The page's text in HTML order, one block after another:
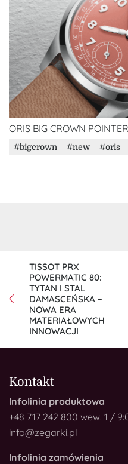
ORIS BIG CROWN
bigcrown new oris
NAWIGACJA
WPISU
TISSOT PRX
POWERMATIC 80:
TYTAN I STAL
DAMASCEŃSKA –
NOWA ERA
MATERIAŁOWYCH
INNOWACJI
Kontakt
Infolinia produktowa
+48 717 242 800 wew. 1 /
info@zegarki.pl
Infolinia zamówienia